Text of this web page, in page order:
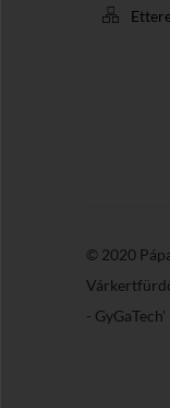
© 2020
- GyGaTech'